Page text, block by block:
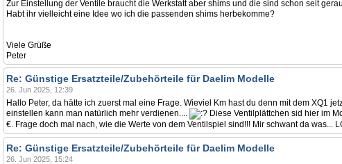
Zur Einstellung der Ventile braucht die Werkstatt aber shims und die sind schon seit
Habt ihr vielleicht eine Idee wo ich die passenden shims herbekomme?
Viele Grüße
Peter
Re: Günstige Ersatzteile/Zubehörteile für Daelim Modelle
26. Jun 2025, 12:39
Hallo Peter, da hätte ich zuerst mal eine Frage. Wieviel Km hast du denn mit dem XQ1
einstellen kann man natürlich mehr verdienen....
Diese Ventilplättchen sid hier im
€. Frage doch mal nach, wie die Werte von dem Ventilspiel sind!!! Mir schwant da was...
Re: Günstige Ersatzteile/Zubehörteile für Daelim Modelle
26. Jun 2025, 15:24